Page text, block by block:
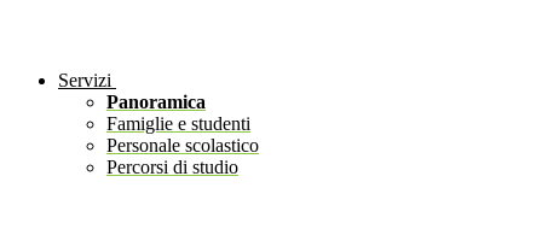
Servizi
Panoramica
Famiglie e studenti
Personale scolastico
Percorsi di studio